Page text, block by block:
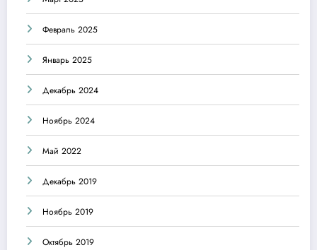
Февраль 2025
Январь 2025
Декабрь 2024
Ноябрь 2024
Май 2022
Декабрь 2019
Ноябрь 2019
Октябрь 2019